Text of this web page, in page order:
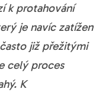
k protahování
je navíc zatížen
již přežitými
celý proces
K